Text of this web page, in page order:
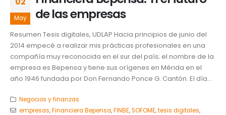
May
de las empresas
Resumen Tesis digitales, UDLAP Hacia principios de junio del
2014 empecé a realizar mis prácticas profesionales en una
compañía muy reconocida en el sur del país; el nombre de la
empresa es Bepensa y tiene sus orígenes en Mérida en el
año 1946 fundada por Don Fernando Ponce G. Cantón. El día...
Negocios y finanzas
empresas,Financiera Bepensa,FINBE,SOFOME,tesis digitales,